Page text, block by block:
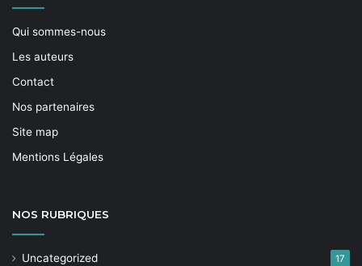
Qui sommes-nous
Les auteurs
Contact
Nos partenaires
Site map
Mentions Légales
NOS RUBRIQUES
Uncategorized 17